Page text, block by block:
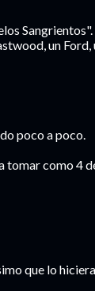
un
poco a poco.
tomar como 4
que lo